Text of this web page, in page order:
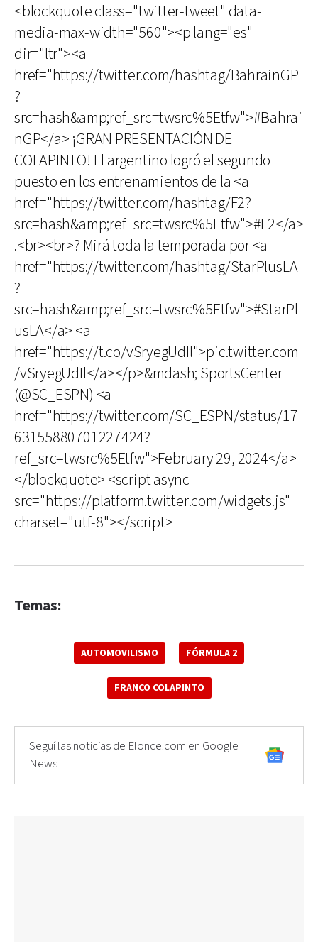
<blockquote class="twitter-tweet" data-
media-max-width="560"><p lang="es"
dir="ltr"><a
href="https://twitter.com/hashtag/BahrainGP
?
src=hash&amp;ref_src=twsrc%5Etfw">#Bahrai
nGP</a> ¡GRAN PRESENTACIÓN DE
COLAPINTO! El argentino logró el segundo
puesto en los entrenamientos de la <a
href="https://twitter.com/hashtag/F2?
src=hash&amp;ref_src=twsrc%5Etfw">#F2</a>
.<br><br>? Mirá toda la temporada por <a
href="https://twitter.com/hashtag/StarPlusLA
?
src=hash&amp;ref_src=twsrc%5Etfw">#StarPl
usLA</a> <a
href="https://t.co/vSryegUdIl">pic.twitter.com
/vSryegUdIl</a></p>&mdash; SportsCenter
(@SC_ESPN) <a
href="https://twitter.com/SC_ESPN/status/17
63155880701227424?
ref_src=twsrc%5Etfw">February 29, 2024</a>
</blockquote> <script async
src="https://platform.twitter.com/widgets.js"
charset="utf-8"></script>
Temas:
AUTOMOVILISMO FÓRMULA 2
FRANCO COLAPINTO
Seguí las noticias de Elonce.com en Google
News